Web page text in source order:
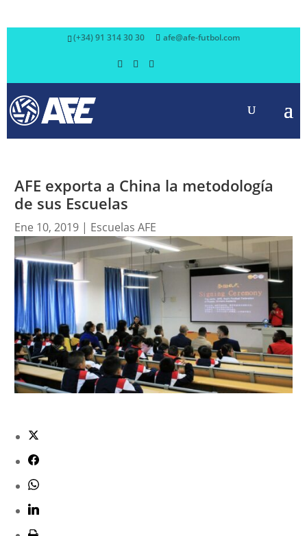
(+34) 91 314 30 30 afe@afe-futbol.com
AFE exporta a China la metodología
de sus Escuelas
Ene 10, 2019| Escuelas AFE